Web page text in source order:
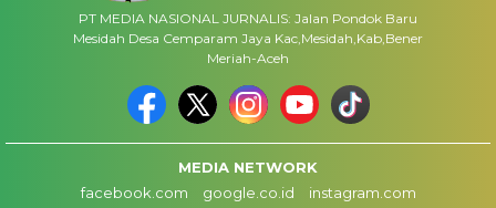
PT MEDIA NASIONAL JURNALIS: Jalan Pondok Baru
Mesidah Desa Cemparam Jaya Kac,Mesidah,Kab,Bener
Meriah-Aceh
MEDIA NETWORK
facebook.com
google.co.id
instagram.com